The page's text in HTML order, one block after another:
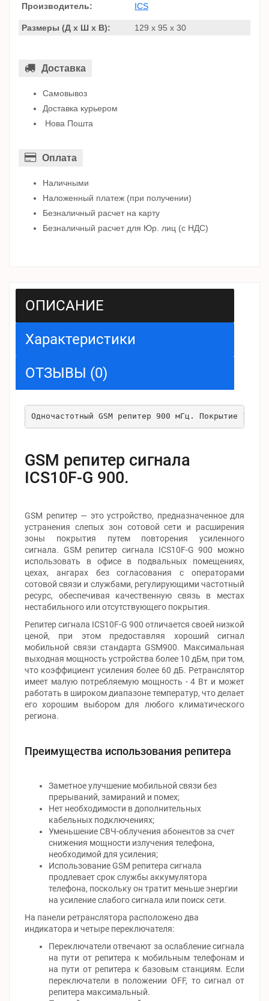
Производитель: ICS
Размеры (Д x Ш x В): 129 x 95 x 30
Доставка
Самовывоз
Доставка курьером
Нова Пошта
Оплата
Наличными
Наложенный платеж (при получении)
Безналичный расчет на карту
Безналичный расчет для Юр. лиц (с НДС)
ОПИСАНИЕ
Характеристики
ОТЗЫВЫ (0)
Одночастотный GSM репитер 900 мГц. Покрытие 10-
GSM репитер сигнала
ICS10F-G 900.
GSM репитер — это устройство, предназначенное для
устранения слепых зон сотовой сети и расширения
зоны покрытия путем повторения усиленного
сигнала. GSM репитер сигнала ICS10F-G 900 можно
использовать в офисе в подвальных помещениях,
цехах, ангарах без согласования с операторами
сотовой связи и службами, регулирующими частотный
ресурс, обеспечивая качественную связь в местах
нестабильного или отсутствующего покрытия.
Репитер сигнала ICS10F-G 900 отличается своей низкой
ценой, при этом предоставляя хороший сигнал
мобильной связи стандарта GSM900. Максимальная
выходная мощность устройства более 10 дБм, при том,
что коэффициент усиления более 60 дБ. Ретранслятор
имеет малую потребляемую мощность - 4 Вт и может
работать в широком диапазоне температур, что делает
его хорошим выбором для любого климатического
региона.
Преимущества использования репитера
Заметное улучшение мобильной связи без
прерываний, замираний и помех;
Нет необходимости в дополнительных
кабельных подключениях;
Уменьшение СВЧ-облучения абонентов за счет
снижения мощности излучения телефона,
необходимой для усиления;
Использование GSM репитера сигнала
продлевает срок службы аккумулятора
телефона, поскольку он тратит меньше энергии
на усиление слабого сигнала или поиск сети.
На панели ретранслятора расположено два
индикатора и четыре переключателя:
Переключатели отвечают за ослабление сигнала
на пути от репитера к мобильным телефонам и
на пути от репитера к базовым станциям. Если
переключатели в положении OFF, то сигнал от
репитера максимальный.